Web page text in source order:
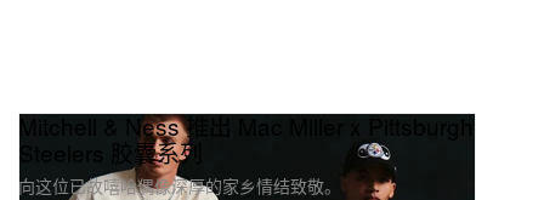
Mitchell & Ness 推出 Mac Miller x Pittsburgh
Steelers 胶囊系列
向这位已故嘻哈偶像深厚的家乡情结致敬。